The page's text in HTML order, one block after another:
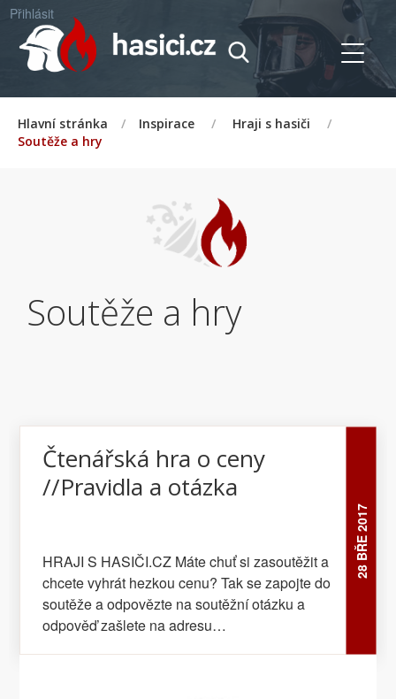
Přihlásit
Hlavní stránka / Inspirace / Hraji s hasiči
/
Soutěže a hry
Soutěže a hry
28 BŘE 2017
Čtenářská hra o ceny
//Pravidla a otázka
HRAJI S HASIČI.CZ Máte chuť si zasoutěžit a
chcete vyhrát hezkou cenu? Tak se zapojte do
soutěže a odpovězte na soutěžní otázku a
odpověď zašlete na adresu